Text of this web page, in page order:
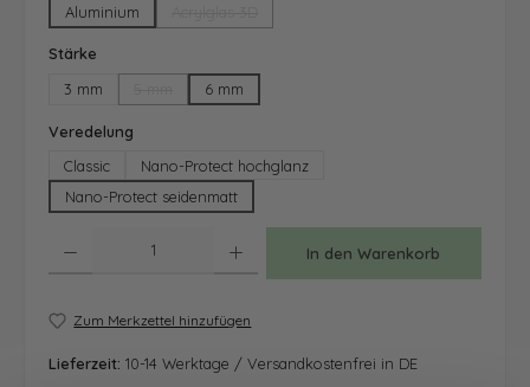
Aluminium
Stärke
3 mm
(Diese Option ist zurzeit nicht verfügbar.)
6 mm
Veredelung
Classic
Nano-Protect hochglanz
Nano-Protect seidenmatt
In den Warenkorb
Zum Merkzettel hinzufügen
Lieferzeit: 10-14 Werktage / Versandkostenfrei in DE